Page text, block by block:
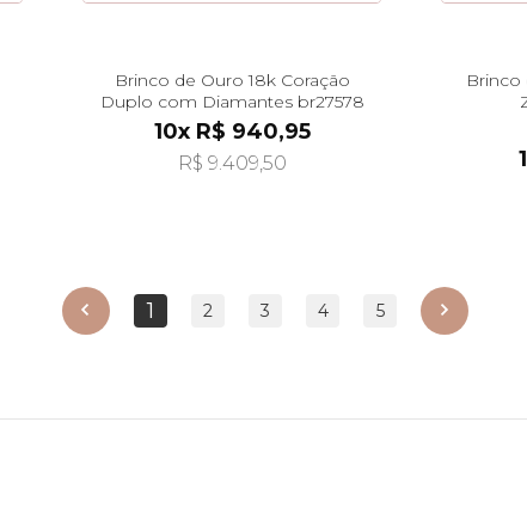
Brinco de Ouro 18k Coração
Duplo com Diamantes br27578
10x R$ 940,95
R$ 9.409,50
Brinco
anterior 1 2 3 4 5 próximo